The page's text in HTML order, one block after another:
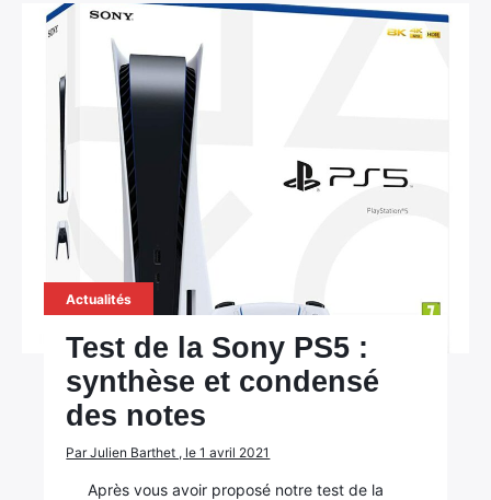
Actualités
Test de la Sony PS5 :
synthèse et condensé
des notes
Par Julien Barthet , le 1 avril 2021
Après vous avoir proposé notre test de la